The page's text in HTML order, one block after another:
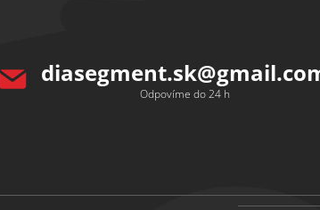
diasegment.sk@
Odpovíme do 24 h